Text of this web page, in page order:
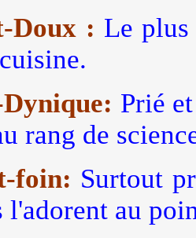
Doux : Le
Prié
rang de
foin: Surtout
au